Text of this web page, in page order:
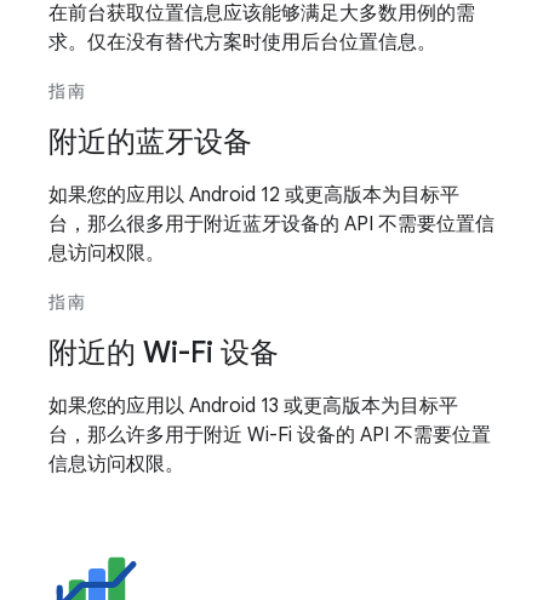
在前台获取位置信息应该能够满足大多数用例的需
求。仅在没有替代方案时使用后台位置信息。
指南
附近的蓝牙设备
如果您的应用以 Android 12 或更高版本为目标平
台，那么很多用于附近蓝牙设备的 API 不需要位置信
息访问权限。
指南
附近的 Wi-Fi 设备
如果您的应用以 Android 13 或更高版本为目标平
台，那么许多用于附近 Wi-Fi 设备的 API 不需要位置
信息访问权限。